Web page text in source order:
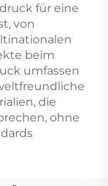
für eine
von
beim
umfassen
die
ohne